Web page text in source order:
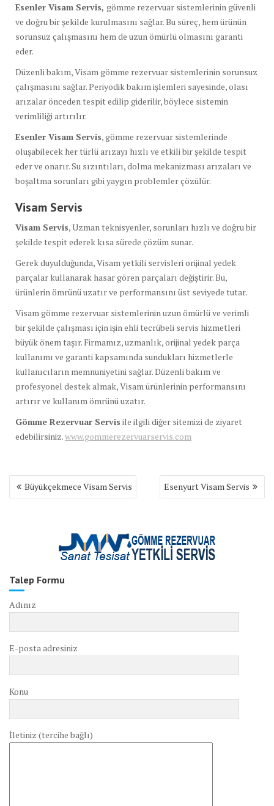
Esenler Visam Servis, gömme rezervuar sistemlerinin güvenli
ve doğru bir şekilde kurulmasını sağlar. Bu süreç, hem ürünün
sorunsuz çalışmasını hem de uzun ömürlü olmasını garanti
eder.
Düzenli bakım, Visam gömme rezervuar sistemlerinin sorunsuz
çalışmasını sağlar. Periyodik bakım işlemleri sayesinde, olası
arızalar önceden tespit edilip giderilir, böylece sistemin
verimliliği artırılır.
Esenler Visam Servis, gömme rezervuar sistemlerinde
oluşabilecek her türlü arızayı hızlı ve etkili bir şekilde tespit
eder ve onarır. Su sızıntıları, dolma mekanizması arızaları ve
boşaltma sorunları gibi yaygın problemler çözülür.
Visam Servis
Visam Servis, Uzman teknisyenler, sorunları hızlı ve doğru bir
şekilde tespit ederek kısa sürede çözüm sunar.
Gerek duyulduğunda, Visam yetkili servisleri orijinal yedek
parçalar kullanarak hasar gören parçaları değiştirir. Bu,
ürünlerin ömrünü uzatır ve performansını üst seviyede tutar.
Visam gömme rezervuar sistemlerinin uzun ömürlü ve verimli
bir şekilde çalışması için işin ehli tecrübeli servis hizmetleri
büyük önem taşır. Firmamız, uzmanlık, orijinal yedek parça
kullanımı ve garanti kapsamında sundukları hizmetlerle
kullanıcıların memnuniyetini sağlar. Düzenli bakım ve
profesyonel destek almak, Visam ürünlerinin performansını
artırır ve kullanım ömrünü uzatır.
Gömme Rezervuar Servis ile ilgili diğer sitemizi de ziyaret
edebilirsiniz.www.gommerezervuarservis.com
Yazı
gezinmesi
Büyükçekmece Visam Servis Esenyurt Visam Servis
Talep Formu
Adınız
E-posta adresiniz
Konu
İletiniz (tercihe bağlı)